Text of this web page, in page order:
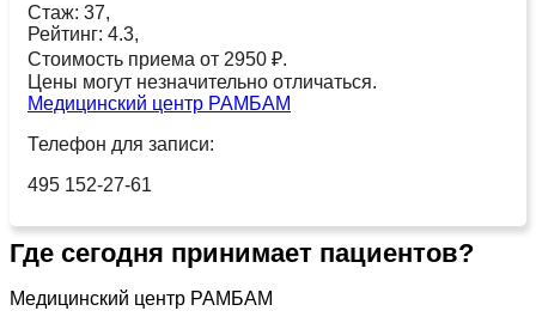
Стаж: 37,
Рейтинг: 4.3,
Стоимость приема от 2950 ₽.
Цены могут незначительно отличаться.
Медицинский центр РАМБАМ
Телефон для записи:
495 152-27-61
Где сегодня принимает пациентов?
Медицинский центр РАМБАМ